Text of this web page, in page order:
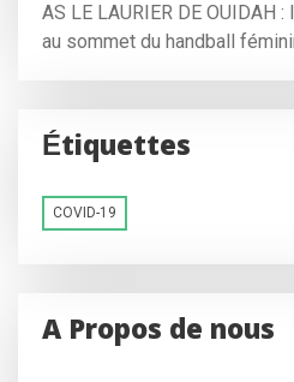
AS LE LAURIER DE OUIDAH
au sommet du handball
Étiquettes
COVID-19
A Propos de nous